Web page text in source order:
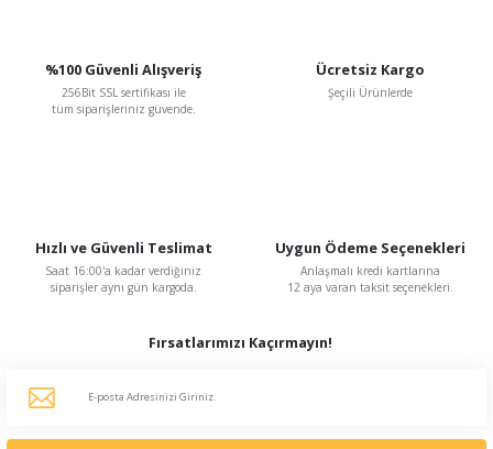
%100 Güvenli Alışveriş
256Bit SSL sertifikası ile
tüm siparişleriniz güvende.
Ücretsiz Kargo
Şeçili Ürünlerde
Hızlı ve Güvenli Teslimat
Saat 16:00'a kadar verdiğiniz
siparişler aynı gün kargoda.
Uygun Ödeme Seçenekleri
Anlaşmalı kredi kartlarına
12 aya varan taksit seçenekleri.
Fırsatlarımızı Kaçırmayın!